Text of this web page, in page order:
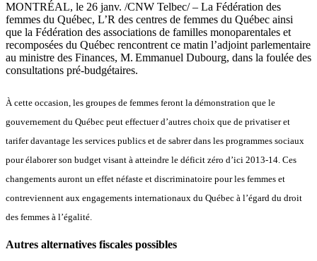
MONTRÉAL, le 26 janv. /CNW Telbec/ – La Fédération des
femmes du Québec, L’R des centres de femmes du Québec ainsi
que la Fédération des associations de familles monoparentales et
recomposées du Québec rencontrent ce matin l’adjoint parlementaire
au ministre des Finances, M. Emmanuel Dubourg, dans la foulée des
consultations pré-budgétaires.
À cette occasion, les groupes de femmes feront la démonstration que le
gouvernement du Québec peut effectuer d’autres choix que de privatiser et
tarifer davantage les services publics et de sabrer dans les programmes sociaux
pour élaborer son budget visant à atteindre le déficit zéro d’ici 2013-14. Ces
changements auront un effet néfaste et discriminatoire pour les femmes et
contreviennent aux engagements internationaux du Québec à l’égard du droit
des femmes à l’égalité.
Autres alternatives fiscales possibles